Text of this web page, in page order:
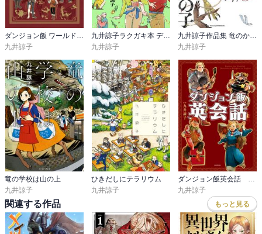
ダンジョン飯 ワールドガイド 冒険者バイブル 完全版
九井諒子
九井諒子ラクガキ本 デイドリーム・アワー
九井諒子
九井諒子作品集 竜のかわいい七つの子
九井諒子
竜の学校は山の上
九井諒子
ひきだしにテラリウム
九井諒子
九井諒子
関連する作品 もっと見る